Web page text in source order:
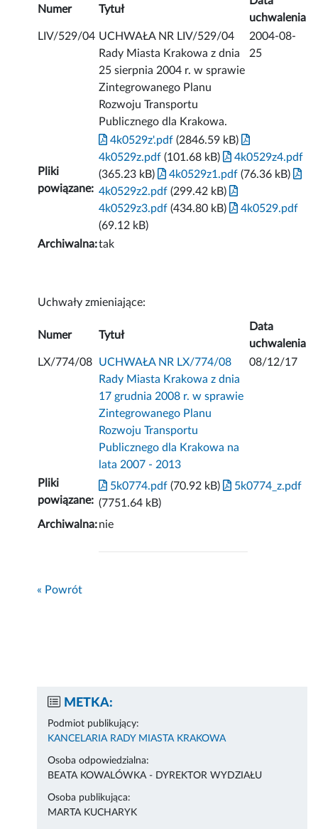
Numer Tytuł
uchwalenia
LIV/529/04 UCHWAŁA NR LIV/529/04
Rady Miasta Krakowa z dnia
25 sierpnia 2004 r. w sprawie
Zintegrowanego Planu
Rozwoju Transportu
Publicznego dla Krakowa.
2004-08-
25
Pliki
powiązane:
4k0529z'.pdf (2846.59 kB)
4k0529z.pdf (101.68 kB)
4k0529z4.pdf
(365.23 kB)
4k0529z1.pdf (76.36 kB)
4k0529z2.pdf (299.42 kB)
4k0529z3.pdf (434.80 kB)
4k0529.pdf
(69.12 kB)
Archiwalna:tak
Uchwały zmieniające:
Numer Tytuł
Data
uchwalenia
LX/774/08
UCHWAŁA NR LX/774/08
Rady Miasta Krakowa z dnia
17 grudnia 2008 r. w sprawie
Zintegrowanego Planu
Rozwoju Transportu
Publicznego dla Krakowa na
lata 2007 - 2013
08/12/17
Pliki
powiązane:
5k0774.pdf (70.92 kB)
5k0774_z.pdf
(7751.64 kB)
Archiwalna:nie
« Powrót
METKA:
Podmiot publikujący:
KANCELARIA RADY MIASTA KRAKOWA
Osoba odpowiedzialna:
BEATA KOWALÓWKA - DYREKTOR WYDZIAŁU
Osoba publikująca:
MARTA KUCHARYK